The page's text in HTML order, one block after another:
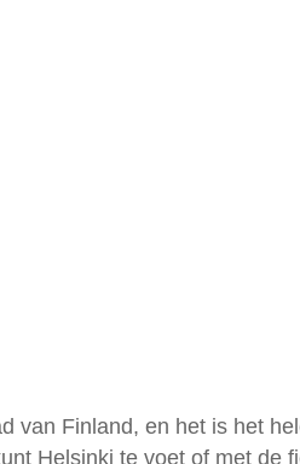
van Finland, en het is het
Helsinki te voet of met